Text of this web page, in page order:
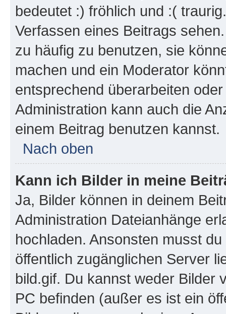
bedeutet :) fröhlich und :(
Verfassen eines Beitrags
zu häufig zu benutzen, sie
machen und ein Moderator
entsprechend überarbeiten
Administration kann auch die
einem Beitrag benutzen kannst.
Nach oben
Kann ich Bilder in meine
Ja, Bilder können in deinem
Administration Dateianhänge
hochladen. Ansonsten musst
öffentlich zugänglichen Server
bild.gif. Du kannst weder Bilder
PC befinden (außer es ist ein